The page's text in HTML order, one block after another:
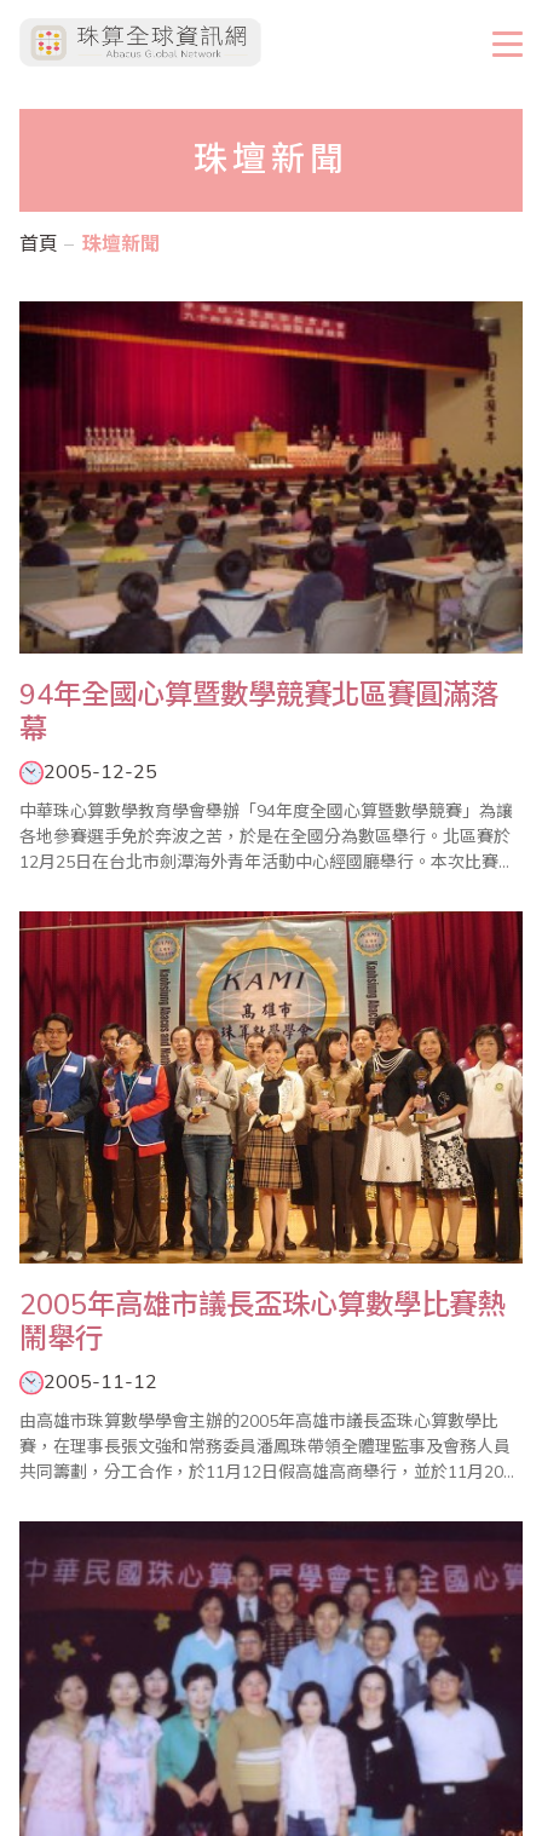
珠壇新聞
首頁 珠壇新聞
94年全國心算暨數學競賽北區賽圓滿落
幕
2005-12-25
中華珠心算數學教育學會舉辦「94年度全國心算暨數學競賽」為讓
各地參賽選手免於奔波之苦，於是在全國分為數區舉行。北區賽於
12月25日在台北市劍潭海外青年活動中心經國廳舉行。本次比賽共
項目各分為幼稚園及國小一、二、三、四、五、六年級共十四個組
別。 據理事長陳銘隆表示，學會每年舉辦兩次國內競賽：在五月份
前後舉行比賽，為慶祝母親節..
2005年高雄市議長盃珠心算數學比賽熱
鬧舉行
2005-11-12
由高雄市珠算數學學會主辦的2005年高雄市議長盃珠心算數學比
賽，在理事長張文強和常務委員潘鳳珠帶領全體理監事及會務人員
共同籌劃，分工合作，於11月12日假高雄高商舉行，並於11月20日
賽，該會依舊然將比賽與頒獎分開，比賽的目的是希望選手在比賽
爭，當天比賽完後即可離去..